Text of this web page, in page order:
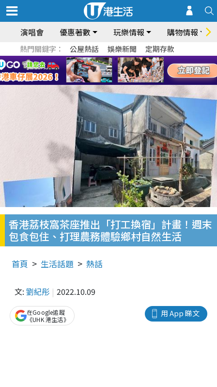
演唱會 優惠著數 玩樂情報 購物情報
熱門關鍵字： 公屋熱話 娛樂新聞 定期存款
香港荔枝窩茶座推出「打工換宿」計畫！週末
包食包住、打理農務體驗鄉村自然生活
首頁 生活話題 熱話
文: 劉紀彤 2022.10.09
用 App 睇文
在Google追蹤
《UHK 港生活》